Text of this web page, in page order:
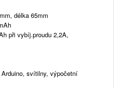
délka 65mm
při vybíj.proudu 2,2A,
svítilny, výpočetní